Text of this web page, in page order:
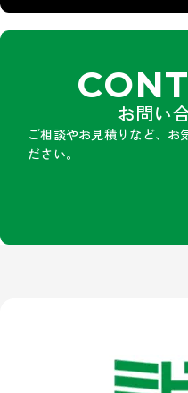
お問い
ご相談やお見積りなど、お
ださい。